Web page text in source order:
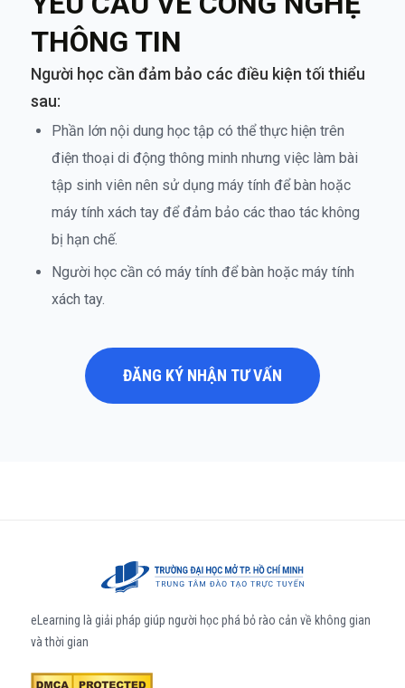
THÔNG TIN
Người học cần đảm bảo các điều kiện tối thiểu
sau:
Phần lớn nội dung học tập có thể thực hiện trên
điện thoại di động thông minh nhưng việc làm bài
tập sinh viên nên sử dụng máy tính để bàn hoặc
máy tính xách tay để đảm bảo các thao tác không
bị hạn chế.
Người học cần có máy tính để bàn hoặc máy tính
xách tay.
ĐĂNG KÝ NHẬN TƯ VẤN
eLearning là giải pháp giúp người học phá bỏ rào cản về không gian
và thời gian